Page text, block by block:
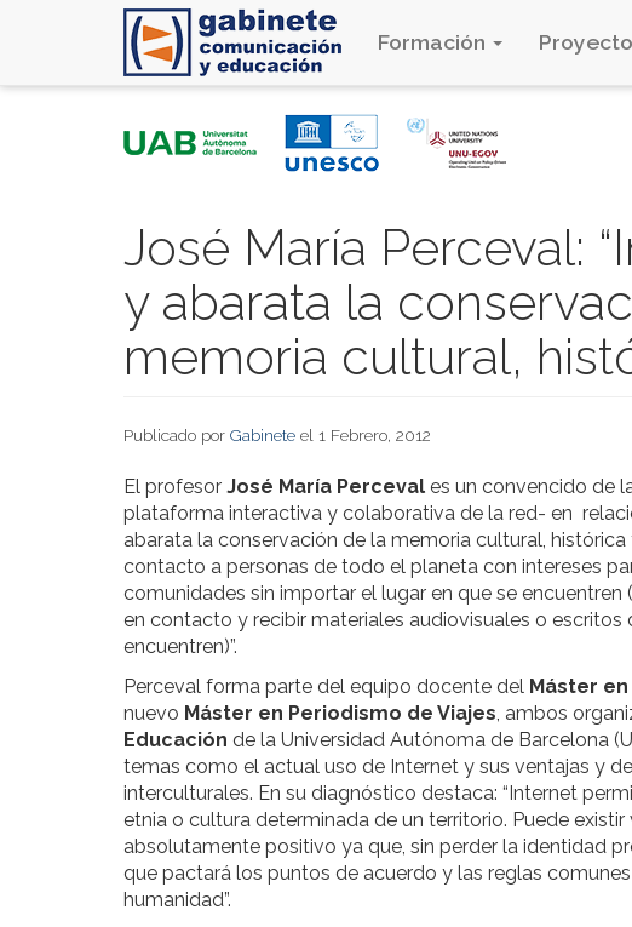
Formación
José María Perceval:
y abarata la
memoria cultural,
Publicado por Gabinete el 1 Febrero, 2012
El profesor José María Perceval es un convencido de
plataforma interactiva y colaborativa de la red- en
abarata la conservación de la memoria cultural, histórica
contacto a personas de todo el planeta con intereses
comunidades sin importar el lugar en que se
en contacto y recibir materiales audiovisuales o
encuentren)”.
Perceval forma parte del equipo docente del Máster
nuevo Máster en Periodismo de Viajes, ambos
Educación de la Universidad Autónoma de Barcelona
temas como el actual uso de Internet y sus ventajas y
interculturales. En su diagnóstico destaca: “Internet
etnia o cultura determinada de un territorio. Puede
absolutamente positivo ya que, sin perder la identidad
que pactará los puntos de acuerdo y las reglas
humanidad”.